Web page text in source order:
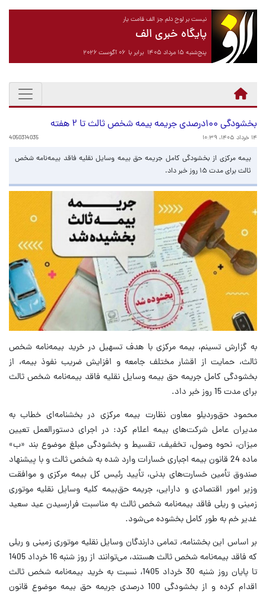
نیست بر لوح دلم جز الف قامت یار
پایگاه خبری الف
پنج‌شنبه ۱۵ مرداد ۱۴۰۵ برابر با ۰۶ آگوست ۲۰۲۶
بخشودگی ۱۰۰درصدی جریمه بیمه شخص ثالث تا ۲ هفته
۱۴ خرداد ۱۴۰۵، ۱۰:۳۹ 4050314035
بیمه مرکزی از بخشودگی کامل جریمه حق بیمه وسایل نقلیه فاقد بیمه‌نامه شخص
ثالث برای مدت ۱۵ روز خبر داد.
به گزارش تسینم، بیمه مرکزی با هدف تسهیل در خرید بیمه‌نامه شخص
ثالث، حمایت از اقشار مختلف جامعه و افزایش ضریب نفوذ بیمه، از
بخشودگی کامل جریمه حق بیمه وسایل نقلیه فاقد بیمه‌نامه شخص ثالث
برای مدت 15 روز خبر داد.
محمود حق‌وردیلو معاون نظارت بیمه مرکزی در بخشنامه‌ای خطاب به
مدیران عامل شرکت‌های بیمه اعلام کرد: در اجرای دستورالعمل تعیین
میزان، نحوه وصول، تخفیف، تقسیط و بخشودگی مبلغ موضوع بند «ب»
ماده 24 قانون بیمه اجباری خسارات وارد شده به شخص ثالث و با پیشنهاد
صندوق تأمین خسارت‌های بدنی، تأیید رئیس کل بیمه مرکزی و موافقت
وزیر امور اقتصادی و دارایی، جریمه حق‌بیمه کلیه وسایل نقلیه موتوری
زمینی و ریلی فاقد بیمه‌نامه شخص ثالث به مناسبت فرارسیدن عید سعید
غدیر خم به طور کامل بخشوده می‌شود.
بر اساس این بخشنامه، تمامی دارندگان وسایل نقلیه موتوری زمینی و ریلی
که فاقد بیمه‌نامه شخص ثالث هستند، می‌توانند از روز شنبه 16 خرداد 1405
تا پایان روز شنبه 30 خرداد 1405، نسبت به خرید بیمه‌نامه شخص ثالث
اقدام کرده و از بخشودگی 100 درصدی جریمه حق بیمه موضوع قانون